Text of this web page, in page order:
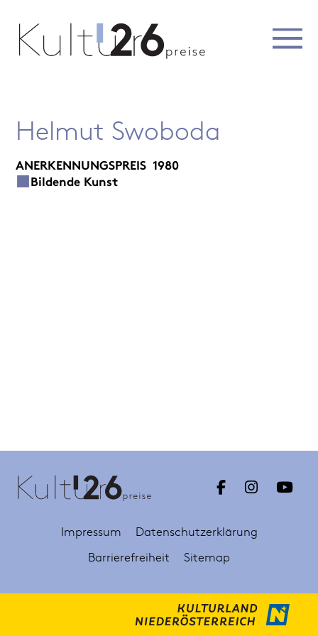
Helmut Swoboda
ANERKENNUNGSPREIS 1980
Bildende Kunst
Impressum
Datenschutzerklärung
Barrierefreiheit
Sitemap